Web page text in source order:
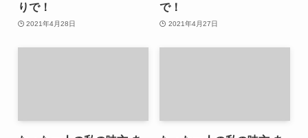
りで！
2021年4月28日
で！
2021年4月27日